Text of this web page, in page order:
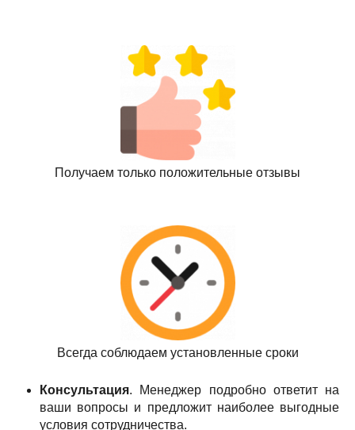
Получаем только положительные отзывы
Всегда соблюдаем установленные сроки
Консультация. Менеджер подробно ответит на
ваши вопросы и предложит наиболее выгодные
условия сотрудничества.